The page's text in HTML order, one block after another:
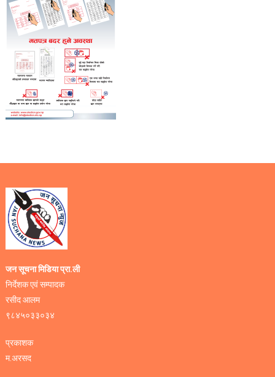
जन सूचना मिडिया प्रा.ली
निर्देशक एवं सम्पादक
रसीद आलम
९८४५०३३०३४
प्रकाशक
म.अरसद